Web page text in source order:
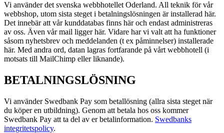
Vi använder det svenska webbhotellet Oderland. All teknik för vår
webbshop, utom sista steget i betalningslösningen är installerad här.
Det innebär att vår kunddatabas finns här och endast administreras
av oss. Även vår mail ligger här. Vidare har vi valt att ha funktioner
såsom nyhetsbrev och meddelanden (t ex påminnelser) installerade
här. Med andra ord, datan lagras fortfarande på vårt webbhotell (i
motsats till MailChimp eller liknande).
BETALNINGSLÖSNING
Vi använder Swedbank Pay som betallösning (allra sista steget när
du köper en utbildning). Genom att betala hos oss kommer
Swedbank Pay att ta del av er betalinformation. Swedbanks
integritetspolicy.